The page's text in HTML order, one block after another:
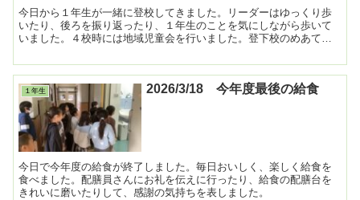
今日から１年生が一緒に登校してきました。リーダーはゆっくり歩
いたり、後ろを振り返ったり、１年生のことを気にしながら歩いて
いました。４校時には地域児童会を行いました。登下校のめあてや
１年生 2026/3/18 今年度最後の給食
今日で今年度の給食が終了しました。毎日おいしく、楽しく給食を
食べました。配膳員さんにお礼を伝えに行ったり、給食の配膳台を
きれいに磨いたりして、感謝の気持ちを表しました。